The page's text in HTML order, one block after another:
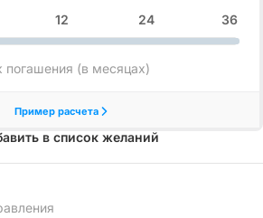
в список желаний